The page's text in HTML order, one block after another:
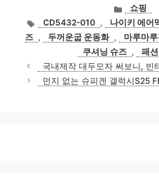
카
테
고
리
쇼핑
태CD5432-010 , 나이키 에어
즈 , 두꺼운굽 운동화 , 마루마루
쿠셔닝 슈즈 ,
패
국내제작 대두모자 써보니, 빈
먼지 없는 슈피겐 갤럭시S25